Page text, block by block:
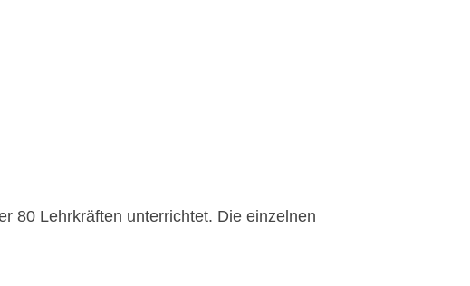
80 Lehrkräften unterrichtet. Die einzelnen